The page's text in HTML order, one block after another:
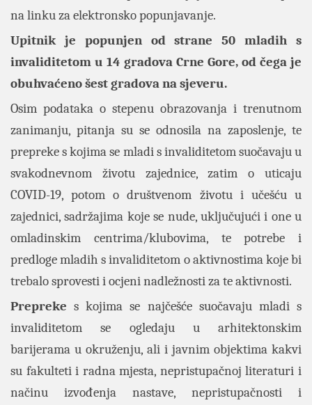
nalinkuza elektronsko popunjavanje.
Upitnik je popunjen od strane 50 mladih s
invaliditetom u 14 gradova Crne Gore, od čega je
obuhvaćeno šest gradova na sjeveru.
Osim podataka o stepenu obrazovanja i trenutnom
zanimanju, pitanja su se odnosila na zaposlenje, te
prepreke s kojima se mladi s invaliditetom suočavaju u
svakodnevnom životu zajednice, zatim o uticaju
COVID-19, potom o društvenom životu i učešću u
zajednici, sadržajima koje se nude, uključujući i one u
omladinskim centrima/klubovima, te potrebe i
predloge mladih s invaliditetom o aktivnostima koje bi
trebalo sprovesti i ocjeni nadležnosti za te aktivnosti.
Prepreke s kojima se najčešće suočavaju mladi s
invaliditetom se ogledaju u arhitektonskim
barijerama u okruženju, ali i javnim objektima kakvi
su fakulteti i radna mjesta, nepristupačnoj literaturi i
načinu izvođenja nastave, nepristupačnosti i